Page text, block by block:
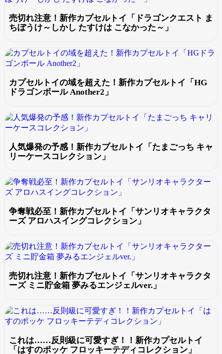
売切れ注意！新作カプセルトイ「ドラゴンクエスト ま
ちぼうけ～しかし たすけは こなかった～」
カプセルトイの域を超えた！新作カプセルトイ「HG
ドラゴンボール Another2」
人気爆発の予感！新作カプセルトイ「たまごっち キャ
リーケースコレクション」
争奪戦必至！新作カプセルトイ「サンリオキャラクタ
ーズ アロハスイングコレクション」
売切れ注意！新作カプセルトイ「サンリオキャラクタ
ーズ ミニ貯金箱 夢みるエンジェルver.」
これは……反則級に可愛すぎ！！新作カプセルトイ
「はすのポッケ フロッキーテディコレクション」